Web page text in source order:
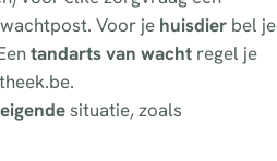
Voor je huisdier bel je
tandarts van wacht regel je
situatie, zoals